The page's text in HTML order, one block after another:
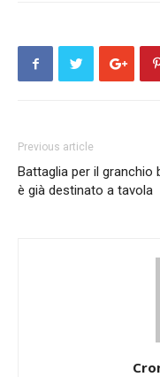
Previous article
Battaglia per il granchio
è già destinato a tavola